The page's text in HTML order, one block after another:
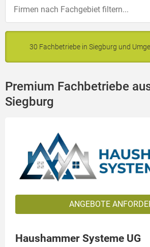
30 Fachbetriebe in Siegburg und
Premium Fachbetriebe
Siegburg
ANGEBOTE
Haushammer Systeme UG